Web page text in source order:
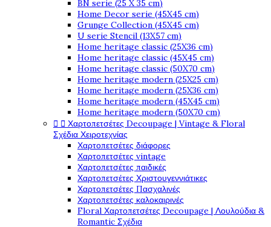
BN serie (25 X 35 cm)
Home Decor serie (45X45 cm)
Grunge Collection (45X45 cm)
U serie Stencil (13X57 cm)
Home heritage classic (25X36 cm)
Home heritage classic (45X45 cm)
Home heritage classic (50X70 cm)
Home heritage modern (25X25 cm)
Home heritage modern (25X36 cm)
Home heritage modern (45X45 cm)
Home heritage modern (50X70 cm)
  Χαρτοπετσέτες Decoupage | Vintage & Floral
Σχέδια Χειροτεχνίας
Χαρτοπετσέτες διάφορες
Χαρτοπετσέτες vintage
Χαρτοπετσέτες παιδικές
Χαρτοπετσέτες Χριστουγεννιάτικες
Χαρτοπετσέτες Πασχαλινές
Χαρτοπετσέτες καλοκαιρινές
Floral Χαρτοπετσέτες Decoupage | Λουλούδια &
Romantic Σχέδια